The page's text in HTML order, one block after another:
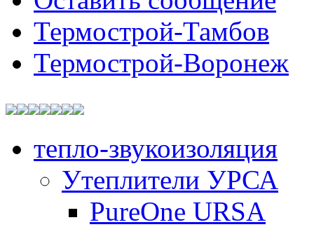
Термострой-Тамбов
Термострой-Воронеж
тепло-звукоизоляция
Утеплители УРСА
PureOne URSA